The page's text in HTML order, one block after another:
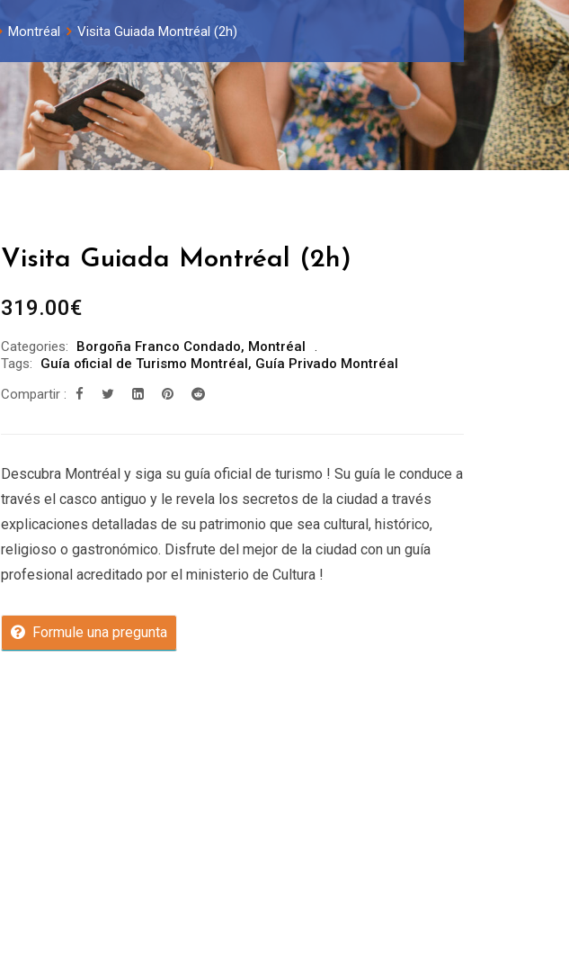
Montréal Visita Guiada Montréal (2h)
Visita Guiada Montréal (2h)
319.00€
Categories: Borgoña Franco Condado, Montréal
Tags:
Guía oficial de Turismo Montréal, Guía Privado Montréal
Compartir :
Descubra Montréal y siga su guía oficial de turismo ! Su guía le conduce a
través el casco antiguo y le revela los secretos de la ciudad a través
explicaciones detalladas de su patrimonio que sea cultural, histórico,
religioso o gastronómico. Disfrute del mejor de la ciudad con un guía
profesional acreditado por el ministerio de Cultura !
Formule una pregunta